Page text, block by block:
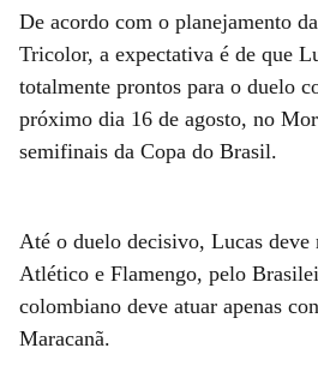
De acordo com o planejamento
Tricolor, a expectativa é de que
totalmente prontos para o duelo
próximo dia 16 de agosto, no
semifinais da Copa do Brasil.
Até o duelo decisivo, Lucas deve
Atlético e Flamengo, pelo
colombiano deve atuar apenas
Maracanã.